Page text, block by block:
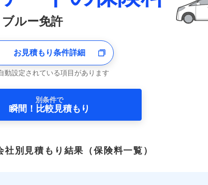
ルー免許
お見積もり条件詳細
動設定されている項目があります
別条件で
瞬間！比較見積もり
社別見積もり結果 （保険料一覧）